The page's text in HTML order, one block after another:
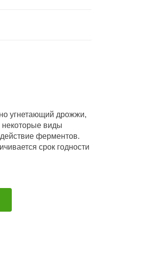
угнетающий дрожжи,
виды
ферментов.
срок годности